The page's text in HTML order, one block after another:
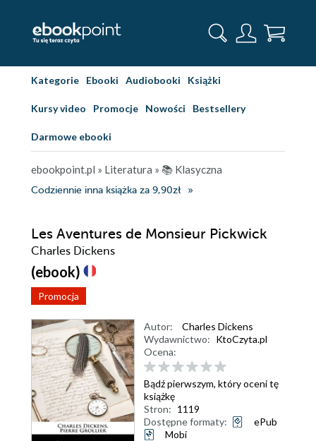
Kategorie Ebooki Audiobooki Książki
Kursy video Promocje Nowości Bestsellery
Darmowe ebooki
ebookpoint.pl » Literatura » 📚 Klasyczna
Codziennie inna książka za 9,90zł
Les Aventures de Monsieur Pickwick
Charles Dickens
(ebook)
Promocja
Autor:
Charles Dickens
Wydawnictwo: KtoCzyta.pl
Ocena:
Bądź pierwszym, który oceni tę
książkę
Stron: 1119
Dostępne formaty:
ePub
Mobi